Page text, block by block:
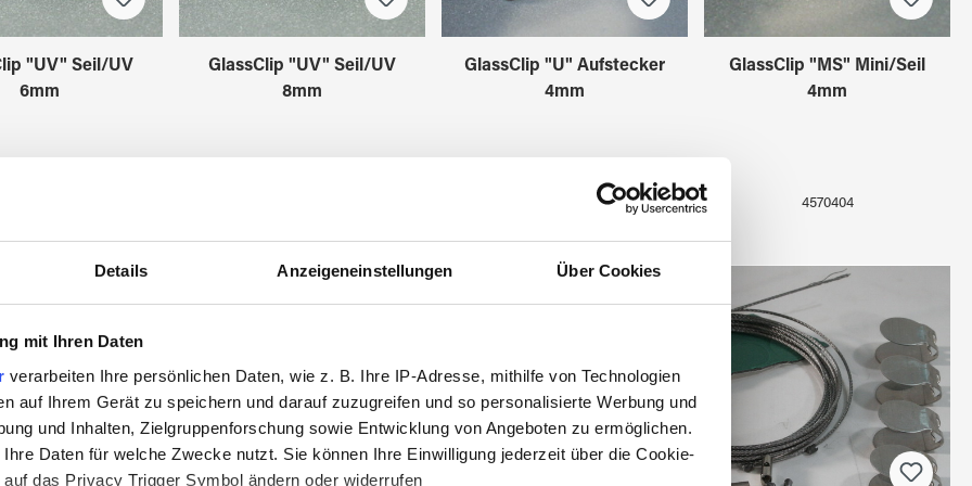
Details Anzeigeneinstellungen Über Cookies
mit Ihren Daten
verarbeiten Ihre persönlichen Daten, wie z. B. Ihre IP-Adresse, mithilfe von Technologien
auf Ihrem Gerät zu speichern und darauf zuzugreifen und so personalisierte Werbung und
und Inhalten, Zielgruppenforschung sowie Entwicklung von Angeboten zu ermöglichen.
Daten für welche Zwecke nutzt. Sie können Ihre Einwilligung jederzeit über die Cookie-
das Privacy Trigger Symbol ändern oder widerrufen
"UV" Seil/UV
6mm
GlassClip "UV" Seil/UV
8mm
GlassClip "U" Aufstecker
4mm
GlassClip "MS" Mini/Seil
4mm
4570404